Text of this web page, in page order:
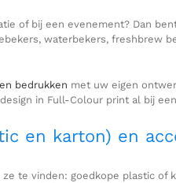
of bij een evenement? Dan
waterbekers, freshbrew
bedrukken met uw eigen
in Full-Colour print al bij
en karton) en
te vinden: goedkope plastic of